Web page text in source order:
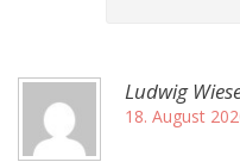
Ludwig
18. August